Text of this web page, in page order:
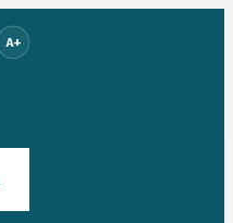
A+